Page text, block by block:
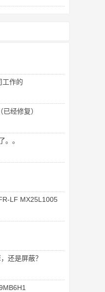
工作的
经修复）
。。
LF MX25L1005
还是屏蔽？